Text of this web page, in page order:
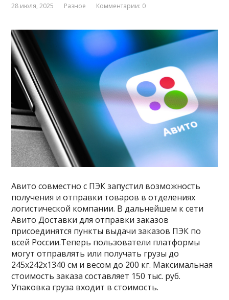
28 июля, 2025 Разное Комментарии: 0
Авито совместно с ПЭК запустил возможность
получения и отправки товаров в отделениях
логистической компании. В дальнейшем к сети
Авито Доставки для отправки заказов
присоединятся пункты выдачи заказов ПЭК по
всей России.Теперь пользователи платформы
могут отправлять или получать грузы до
245х242х1340 см и весом до 200 кг. Максимальная
стоимость заказа составляет 150 тыс. руб.
Упаковка груза входит в стоимость.